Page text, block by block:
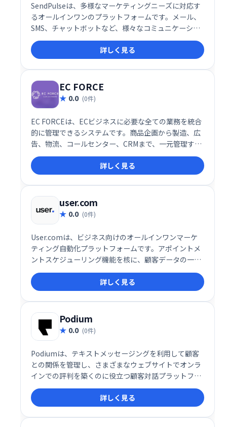
SendPulseは、多様なマーケティングニーズに対応す
るオールインワンのプラットフォームです。メール、
SMS、チャットボットなど、様々なコミュニケーショ
ンチャネルを活用したマーケティングキャンペーンを
効率的に実行できます。ユーザーフレンドリーなイン
ターフェースで、初心者にも簡単に利用可能。顧客エ
ンゲージメントを高め、ビジネス成長を促進します。
詳細な分析機能も搭載し、効果測定も容易です。
詳しく見る
EC FORCE
0.0 (0件)
EC FORCEは、ECビジネスに必要な全ての業務を統合
的に管理できるシステムです。商品企画から製造、広
告、物流、コールセンター、CRMまで、一元管理する
ことで業務効率化を実現します。現場のニーズを満た
す設計で、スムーズなECビジネス運営を強力にサポー
トします。
詳しく見る
user.com
0.0 (0件)
User.comは、ビジネス向けのオールインワンマーケ
ティング自動化プラットフォームです。アポイントメ
ントスケジューリング機能を核に、顧客データの一元
管理でエンゲージメントとコンバージョン率向上を実
現します。様々なコミュニケーションチャネルを統合
し、効率的な顧客接点を促進。予約スケジュールの最
適化で、ビジネス成長を支援します。
詳しく見る
Podium
0.0 (0件)
Podiumは、テキストメッセージングを利用して顧客
との関係を管理し、さまざまなウェブサイトでオンラ
インでの評判を築くのに役立つ顧客対話プラットフォ
ームです。
詳しく見る